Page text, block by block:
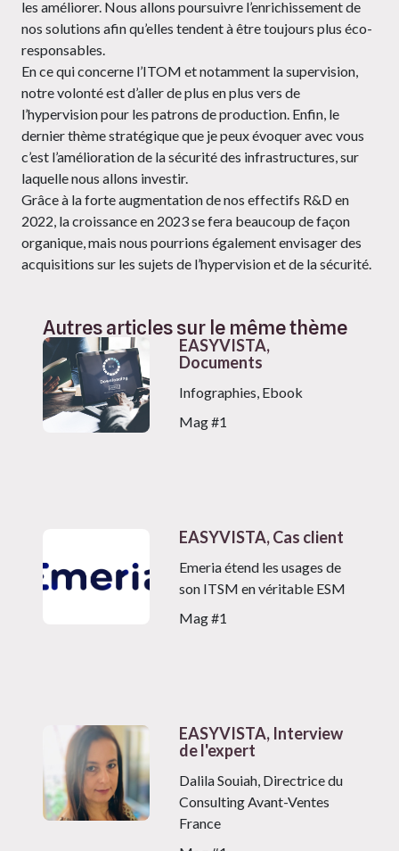
les améliorer. Nous allons poursuivre l’enrichissement de
nos solutions afin qu’elles tendent à être toujours plus éco-
responsables.
En ce qui concerne l’ITOM et notamment la supervision,
notre volonté est d’aller de plus en plus vers de
l’hypervision pour les patrons de production. Enfin, le
dernier thème stratégique que je peux évoquer avec vous
c’est l’amélioration de la sécurité des infrastructures, sur
laquelle nous allons investir.
Grâce à la forte augmentation de nos effectifs R&D en
2022, la croissance en 2023 se fera beaucoup de façon
organique, mais nous pourrions également envisager des
acquisitions sur les sujets de l’hypervision et de la sécurité.
Autres articles sur le même thème
EASYVISTA,
Documents
Infographies, Ebook
Mag #1
EASYVISTA, Cas client
Emeria étend les usages de
son ITSM en véritable ESM
Mag #1
EASYVISTA, Interview
de l'expert
Dalila Souiah, Directrice du
Consulting Avant-Ventes
France